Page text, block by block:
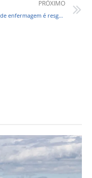
PRÓXIMO
Técnico de enfermagem é resgatado após sessões de tortura em Teresina